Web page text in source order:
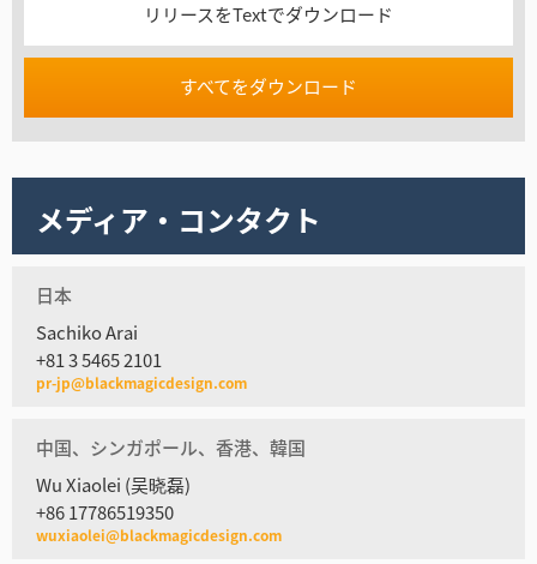
リリースをTextでダウンロード
すべてをダウンロード
メディア・コンタクト
日本
Sachiko Arai
+81 3 5465 2101
pr-jp@blackmagicdesign.com
中国、シンガポール、香港、韓国
Wu Xiaolei (吴晓磊)
+86 17786519350
wuxiaolei@blackmagicdesign.com